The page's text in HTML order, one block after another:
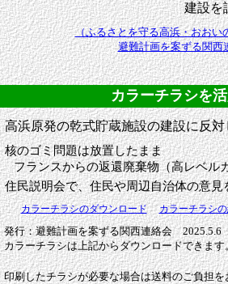
建設を
（ふるさとを守る高浜・おお
避難計画を案ずる関
カラーチラシを
高浜原発の乾式貯蔵施設の建設に
核のゴミ問題は放置したまま
フランスからの返還廃棄物（高レベル
住民説明会で、住民や周辺自治体の意見
カラーチラシのダウンロード カラーチラシ
発行：避難計画を案ずる関西連絡会 2025.5.6
カラーチラシは上記からダウンロードできます
印刷したチラシが必要な場合は送料のご負担を